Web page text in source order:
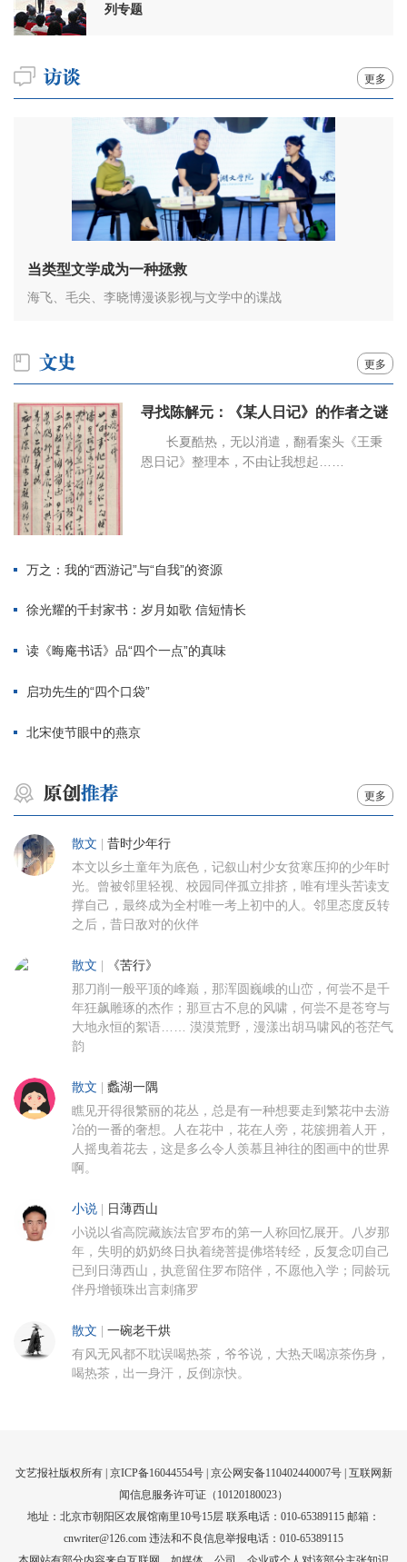
列专题
更多
当类型文学成为一种拯救
海飞、毛尖、李晓博漫谈影视与文学中的谍战
更多
寻找陈解元：《某人日记》的作者之谜
长夏酷热，无以消遣，翻看案头《王秉
恩日记》整理本，不由让我想起……
万之：我的“西游记”与“自我”的资源
徐光耀的千封家书：岁月如歌 信短情长
读《晦庵书话》品“四个一点”的真味
启功先生的“四个口袋”
北宋使节眼中的燕京
更多
散文 昔时少年行
本文以乡土童年为底色，记叙山村少女贫寒压抑的少年时
光。曾被邻里轻视、校园同伴孤立排挤，唯有埋头苦读支
撑自己，最终成为全村唯一考上初中的人。邻里态度反转
之后，昔日敌对的伙伴
散文 《苦行》
那刀削一般平顶的峰巅，那浑圆巍峨的山峦，何尝不是千
年狂飙雕琢的杰作；那亘古不息的风啸，何尝不是苍穹与
大地永恒的絮语…… 漠漠荒野，漫漾出胡马啸风的苍茫气
韵
散文 蠡湖一隅
瞧见开得很繁丽的花丛，总是有一种想要走到繁花中去游
冶的一番的奢想。人在花中，花在人旁，花簇拥着人开，
人摇曳着花去，这是多么令人羡慕且神往的图画中的世界
啊。
小说 日薄西山
小说以省高院藏族法官罗布的第一人称回忆展开。八岁那
年，失明的奶奶终日执着绕菩提佛塔转经，反复念叨自己
已到日薄西山，执意留住罗布陪伴，不愿他入学；同龄玩
伴丹增顿珠出言刺痛罗
散文 一碗老干烘
有风无风都不耽误喝热茶，爷爷说，大热天喝凉茶伤身，
喝热茶，出一身汗，反倒凉快。
文艺报社版权所有 | 京ICP备16044554号| 京公网安备110402440007号 | 互联网新
闻信息服务许可证（10120180023）
地址：北京市朝阳区农展馆南里10号15层 联系电话：010-65389115 邮箱：
cnwriter@126.com 违法和不良信息举报电话：010-65389115